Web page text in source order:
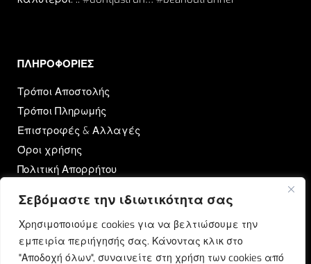
Σεβόμαστε την ιδιωτικότητα σας
Χρησιμοποιούμε cookies για να βελτιώσουμε την
εμπειρία περιήγησής σας. Κάνοντας κλικ στο
"Αποδοχή όλων", συναινείτε στη χρήση των cookies από
ΠΛΗΡΟΦΟΡΙΕΣ​
Τρόποι Αποστολής
Τρόποι Πληρωμής
Επιστροφές & Αλλαγές
Όροι χρήσης
Πολιτική Απορρήτου
OUTRUN
Ποιοι Είμαστε
Επικοινωνία